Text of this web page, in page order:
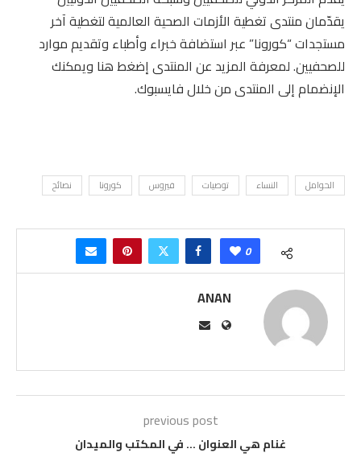
يقدّمان منتدى تغطية الأزمات الصحية العالمية لتغطية آخر
مستجدات “كورونا” عبر استضافة خبراء وأطباء وتقديم موارد
للصحفيين. لمعرفة المزيد عن المنتدى إضغط هنا ويمكنك
الإنضمام إلى المنتدى من خلال فايسبوك.
الحوامل النساء توصيات فيروس كورونا نصائح
0
ANAN
previous post
غنام هي العنوان … في المكتب والميدان